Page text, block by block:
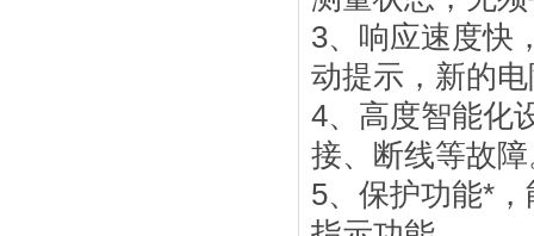
3、响应速度快
动提示，新的
4、高度智能化
接、断线等故
5、保护功能*